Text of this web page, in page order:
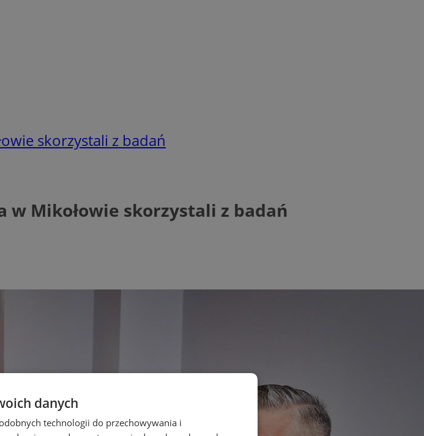
skorzystali z badań
Mikołowie skorzystali z badań
danych
technologii do przechowywania i